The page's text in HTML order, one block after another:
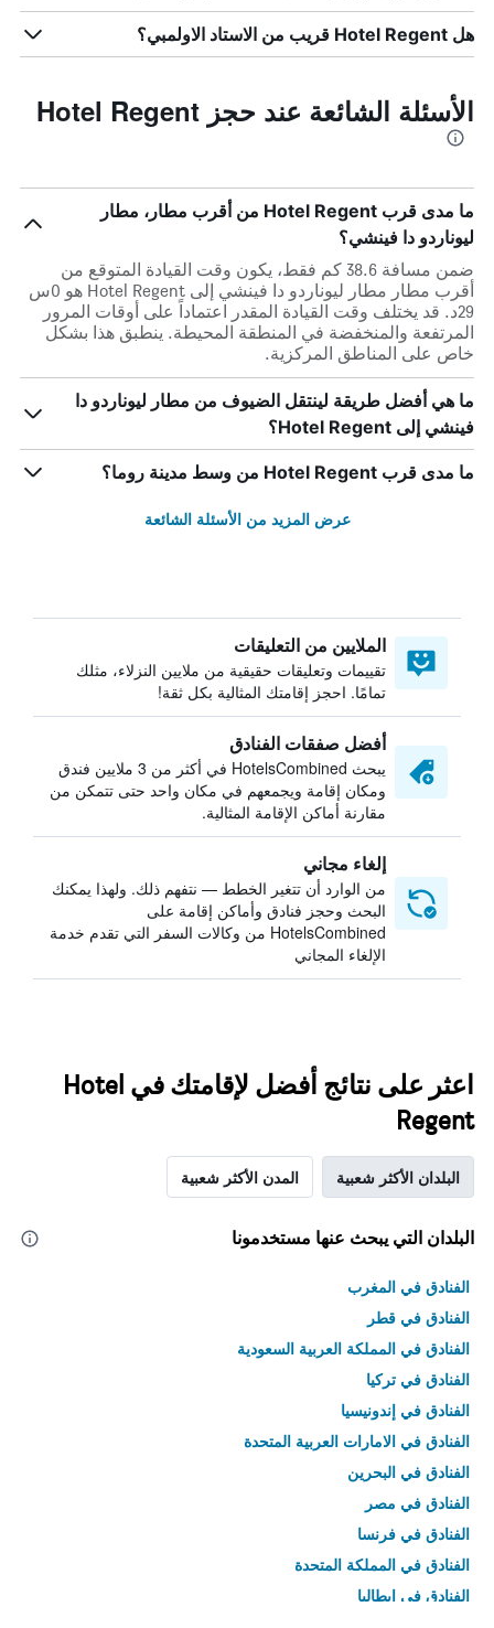
هل Hotel Regent قريب من الاستاد الاولمبي؟
الأسئلة الشائعة عند حجز Hotel Regent
ما مدى قرب Hotel Regent من أقرب مطار، مطار
ليوناردو دا فينشي؟
ضمن مسافة 38.6 كم فقط، يكون وقت القيادة المتوقع من
أقرب مطار مطار ليوناردو دا فينشي إلى Hotel Regent هو 0س
29د. قد يختلف وقت القيادة المقدر اعتماداً على أوقات المرور
المرتفعة والمنخفضة في المنطقة المحيطة. ينطبق هذا بشكل
خاص على المناطق المركزية.
ما هي أفضل طريقة لينتقل الضيوف من مطار ليوناردو دا
فينشي إلى Hotel Regent؟
ما مدى قرب Hotel Regent من وسط مدينة روما؟
عرض المزيد من الأسئلة الشائعة
الملايين من التعليقات
تقييمات وتعليقات حقيقية من ملايين النزلاء، مثلك
تمامًا. احجز إقامتك المثالية بكل ثقة!
أفضل صفقات الفنادق
يبحث HotelsCombined في أكثر من 3 ملايين فندق
ومكان إقامة ويجمعهم في مكان واحد حتى تتمكن من
مقارنة أماكن الإقامة المثالية.
إلغاء مجاني
من الوارد أن تتغير الخطط — نتفهم ذلك. ولهذا يمكنك
البحث وحجز فنادق وأماكن إقامة على
HotelsCombined من وكالات السفر التي تقدم خدمة
الإلغاء المجاني
اعثر على نتائج أفضل لإقامتك في Hotel
Regent
البلدان الأكثر شعبية المدن الأكثر شعبية
البلدان التي يبحث عنها مستخدمونا
الفنادق في المغرب
الفنادق في قطر
الفنادق في المملكة العربية السعودية
الفنادق في تركيا
الفنادق في إندونيسيا
الفنادق في الامارات العربية المتحدة
الفنادق في البحرين
الفنادق في مصر
الفنادق في فرنسا
الفنادق في المملكة المتحدة
الفنادق في إيطاليا